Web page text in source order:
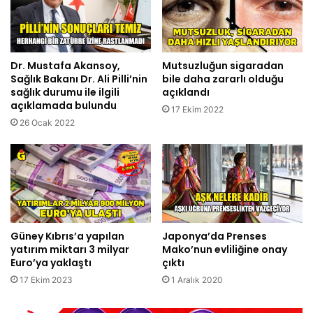
Dr. Mustafa Akansoy,
Sağlık Bakanı Dr. Ali Pilli’nin
sağlık durumu ile ilgili
açıklamada bulundu
26 Ocak 2022
Mutsuzluğun sigaradan
bile daha zararlı olduğu
açıklandı
17 Ekim 2022
Güney Kıbrıs’a yapılan
yatırım miktarı 3 milyar
Euro’ya yaklaştı
17 Ekim 2023
Japonya’da Prenses
Mako’nun evliliğine onay
çıktı
1 Aralık 2020